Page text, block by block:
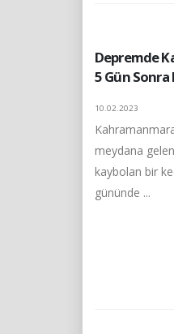
Depremde
5 Gün
10.02.2023
meydana
kaybolan bir
gününde ...